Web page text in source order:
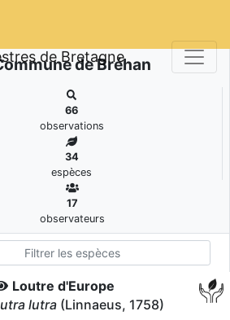
de Bretagne
de Bréhan
66
observations
34
espèces
17
observateurs
Loutre d'Europe
lutra (Linnaeus, 1758)